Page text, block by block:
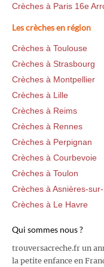
Crèches à Paris 16e
Les crèches en région
Crèches à Toulouse
Crèches à Strasbourg
Crèches à Montpellier
Crèches à Lille
Crèches à Reims
Crèches à Rennes
Crèches à Perpignan
Crèches à Courbevoie
Crèches à Toulon
Crèches à Asnières-
Crèches à Le Havre
Qui sommes nous ?
trouversacreche.fr un
la petite enfance en